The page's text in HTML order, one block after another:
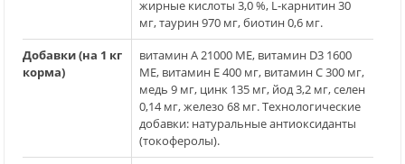
жирные кислоты 3,0 %, L-карнитин 30
мг, таурин 970 мг, биотин 0,6 мг.
Добавки (на 1 кг
корма)
витамин A 21000 МЕ, витамин D3 1600
МЕ, витамин E 400 мг, витамин С 300 мг,
медь 9 мг, цинк 135 мг, йод 3,2 мг, селен
0,14 мг, железо 68 мг. Технологические
добавки: натуральные антиоксиданты
(токоферолы).